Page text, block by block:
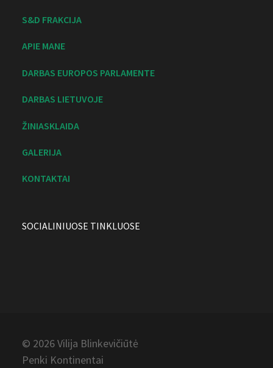
S&D FRAKCIJA
APIE MANE
DARBAS EUROPOS PARLAMENTE
DARBAS LIETUVOJE
ŽINIASKLAIDA
GALERIJA
KONTAKTAI
SOCIALINIUOSE TINKLUOSE
© 2026 Vilija Blinkevičiūtė
Penki Kontinentai